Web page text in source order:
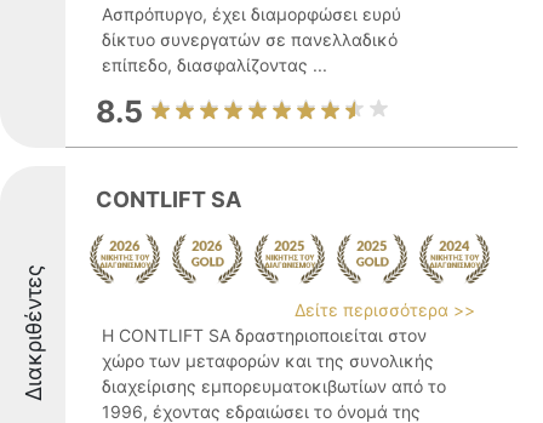
Ασπρόπυργο, έχει διαμορφώσει ευρύ
δίκτυο συνεργατών σε πανελλαδικό
επίπεδο, διασφαλίζοντας ...
8.5
Διακριθέντες
CONTLIFT SA
Δείτε περισσότερα >>
Η CONTLIFT SA δραστηριοποιείται στον
χώρο των μεταφορών και της συνολικής
διαχείρισης εμπορευματοκιβωτίων από το
1996, έχοντας εδραιώσει το όνομά της